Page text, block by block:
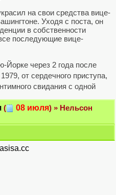
на свои средства вице-
Уходя с поста, он
в собственности
последующие вице-
через 2 года после
1979, от сердечного приступа,
свидания с одной
( 08 июля) » Нельсон